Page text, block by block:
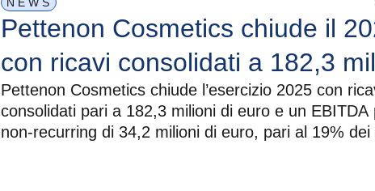
Pettenon Cosmetics chiude il
con ricavi consolidati a 182,3
di euro ed EBITDA pre non-
a 34,2 milioni
Pettenon Cosmetics chiude l’esercizio 2025 con
consolidati pari a 182,3 milioni di euro e un EBITDA
non-recurring di 34,2 milioni di euro, pari al 19% dei